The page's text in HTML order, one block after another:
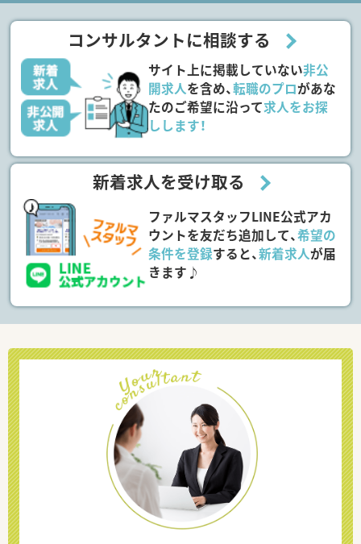
コンサルタントに相談する
サイト上に掲載していない非公
開求人を含め、転職のプロがあな
たのご希望に沿って求人をお探
しします！
新着求人を受け取る
ファルマスタッフLINE公式アカ
ウントを友だち追加して、希望の
条件を登録すると、新着求人が届
きます♪